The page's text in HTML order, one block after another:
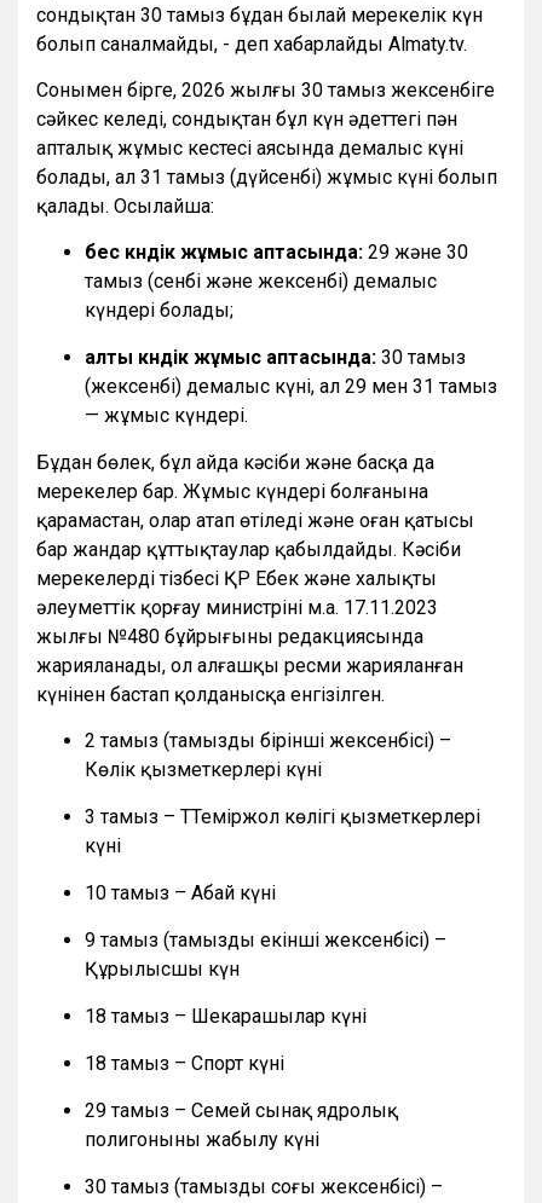
сондықтан 30 тамыз бұдан былай мерекелік күн
болып саналмайды, - деп хабарлайды Almaty.tv.
Сонымен бірге, 2026 жылғы 30 тамыз жексенбіге
сәйкес келеді, сондықтан бұл күн әдеттегі пән
апталық жұмыс кестесі аясында демалыс күні
болады, ал 31 тамыз (дүйсенбі) жұмыс күні болып
қалады. Осылайша:
бес күндік жұмыс аптасында: 29 және 30
тамыз (сенбі және жексенбі) демалыс
күндері болады;
алты күндік жұмыс аптасында: 30 тамыз
(жексенбі) демалыс күні, ал 29 мен 31 тамыз
— жұмыс күндері.
Бұдан бөлек, бұл айда кәсіби және басқа да
мерекелер бар. Жұмыс күндері болғанына
қарамастан, олар атап өтіледі және оған қатысы
бар жандар құттықтаулар қабылдайды. Кәсіби
мерекелердің тізбесі ҚР Еңбек және халықты
әлеуметтік қорғау министрінің м.а. 17.11.2023
жылғы №480 бұйрығының редакциясында
жарияланады, ол алғашқы ресми жарияланған
күнінен бастап қолданысқа енгізілген.
2 тамыз (тамыздың бірінші жексенбісі) –
Көлік қызметкерлері күні
3 тамыз – ТТеміржол көлігі қызметкерлері
күні
10 тамыз – Абай күні
9 тамыз (тамыздың екінші жексенбісі) –
Құрылысшы күн
18 тамыз – Шекарашылар күні
18 тамыз – Спорт күні
29 тамыз – Семей сынақ ядролық
полигонының жабылу күні
30 тамыз (тамыздың соңғы жексенбісі) –